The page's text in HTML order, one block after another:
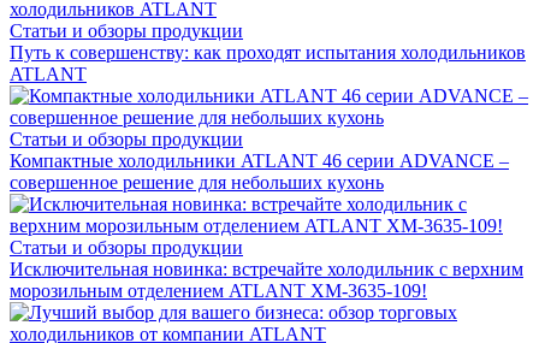
Статьи и обзоры продукции
Путь к совершенству: как проходят испытания холодильников
ATLANT
Статьи и обзоры продукции
Компактные холодильники ATLANT 46 серии ADVANCE –
совершенное решение для небольших кухонь
Статьи и обзоры продукции
Исключительная новинка: встречайте холодильник с верхним
морозильным отделением ATLANT ХМ-3635-109!